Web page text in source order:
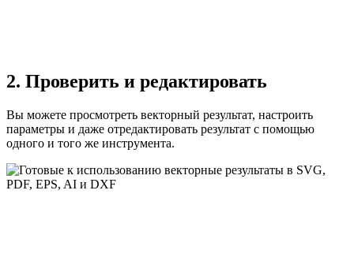
2. Проверить и редактировать
Вы можете просмотреть векторный результат, настроить
параметры и даже отредактировать результат с помощью
одного и того же инструмента.